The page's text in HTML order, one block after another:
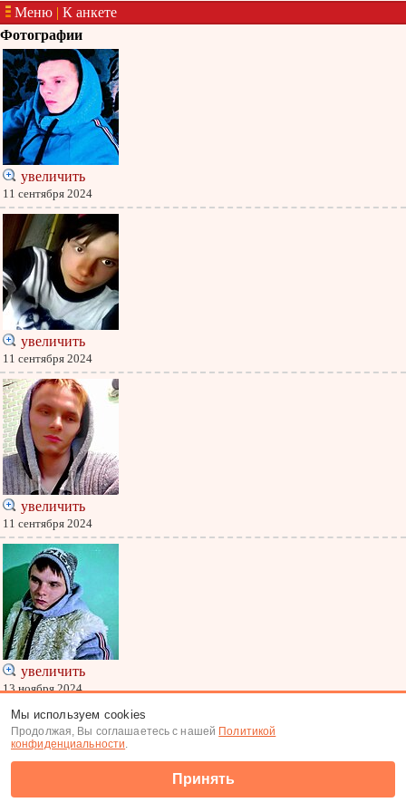
Меню | К анкете
Фотографии
увеличить
11 сентября 2024
увеличить
11 сентября 2024
увеличить
11 сентября 2024
увеличить
13 ноября 2024
Меню|К анкете
Меню
Мы используем cookies
Продолжая, Вы соглашаетесь с нашей Политикой
конфиденциальности.
Принять